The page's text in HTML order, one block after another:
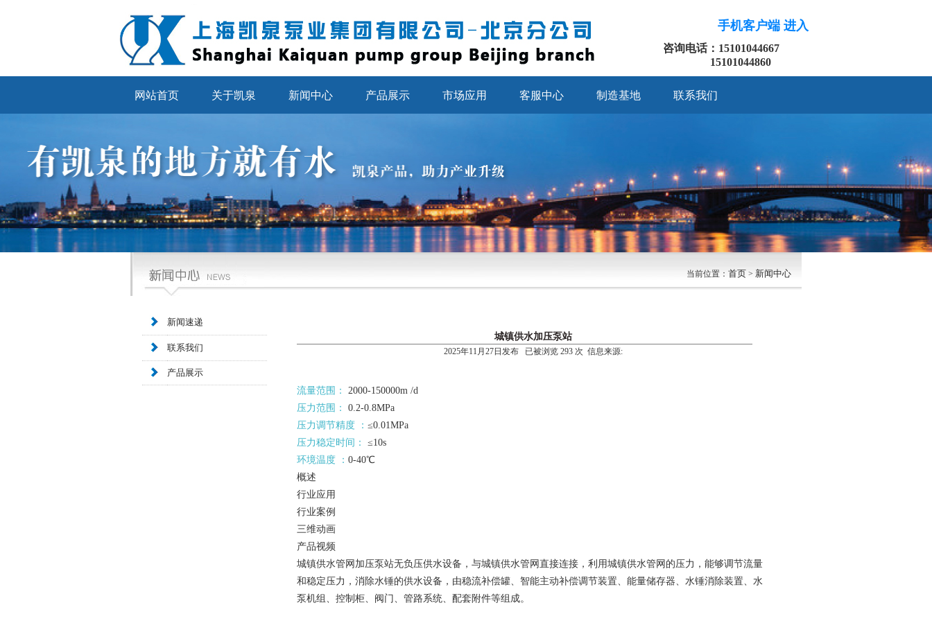
手机客户端 进入
咨询电话：15101044667
15101044860
网站首页 关于凯泉 新闻中心 产品展示 市场应用 客服中心 制造基地 联系我们
当前位置： 首页 > 新闻中心
新闻速递
联系我们
产品展示
城镇供水加压泵站
2025年11月27日发布 已被浏览 293 次 信息来源:
流量范围：
2000-150000m /d
压力范围：
0.2-0.8MPa
压力调节精度 ： ≤0.01MPa
压力稳定时间：
≤10s
环境温度 ： 0-40℃
概述
行业应用
行业案例
三维动画
产品视频
城镇供水管网加压泵站无负压供水设备，与城镇供水管网直接连接，利用城镇供水管网的压力，能够调节流量
和稳定压力，消除水锤的供水设备，由稳流补偿罐、智能主动补偿调节装置、能量储存器、水锤消除装置、水
泵机组、控制柜、阀门、管路系统、配套附件等组成。